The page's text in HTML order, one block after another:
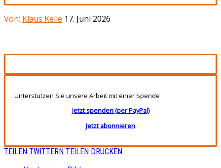
Von: Klaus Kelle 17. Juni 2026
Unterstützen Sie unsere Arbeit mit einer Spende
Jetzt spenden (per PayPal)
Jetzt abonnieren
TEILEN TWITTERN TEILEN DRUCKEN